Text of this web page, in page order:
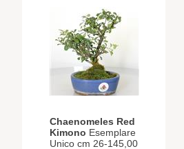
Chaenomeles Red
Kimono Esemplare
Unico cm 26-145,00